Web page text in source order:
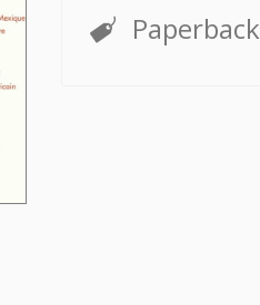
Paperback